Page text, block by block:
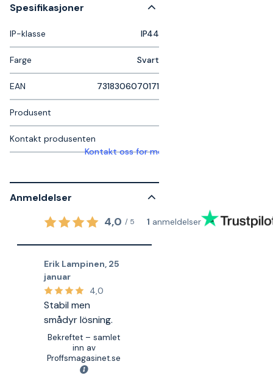
Spesifikasjoner
IP-klasse IP44
Farge Svart
EAN 7318306070171
Produsent
Kontakt produsenten
Kontakt oss for mer informasjon
Anmeldelser
4,0 / 5 1 anmeldelser
Erik Lampinen, 25
januar
4,0
Stabil men
smådyr lösning.
Bekreftet – samlet
inn av
Proffsmagasinet.se